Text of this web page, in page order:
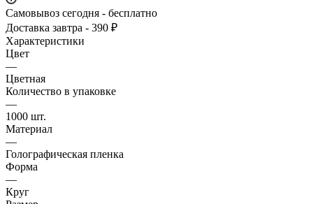
Самовывоз сегодня - бесплатно
Доставка завтра - 390 ₽
Характеристики
Цвет
—
Цветная
Количество в упаковке
—
1000 шт.
Материал
—
Голографическая пленка
Форма
—
Круг